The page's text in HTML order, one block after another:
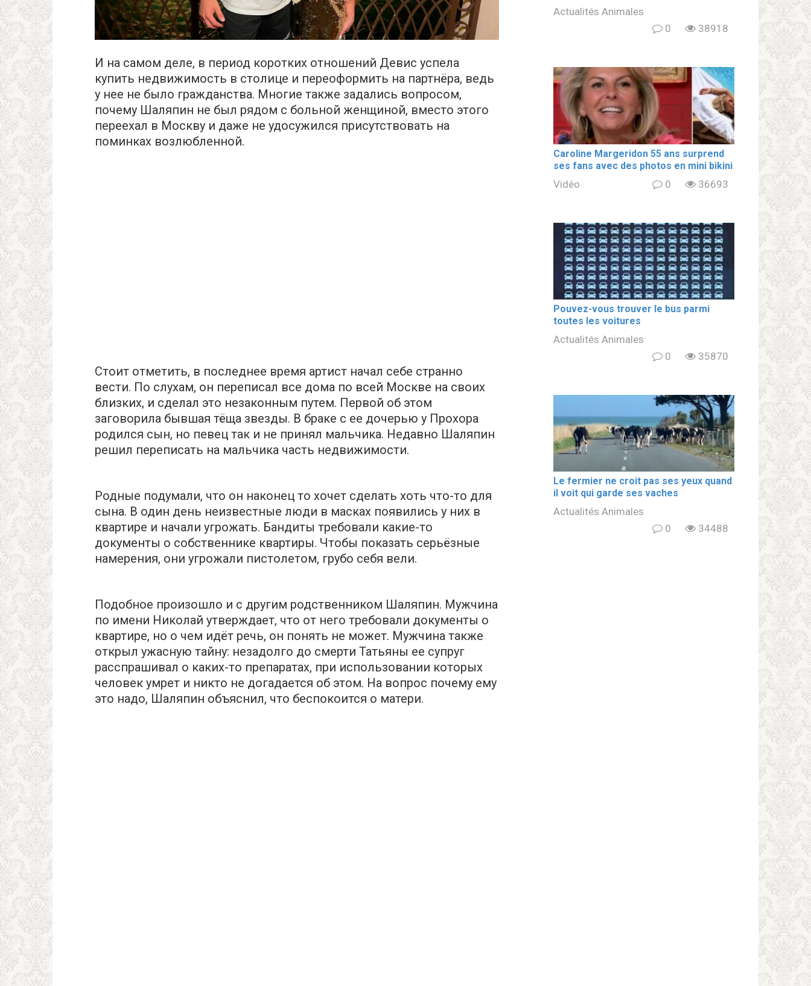
И на самом деле, в период коротких отношений Девис успела
купить недвижимость в столице и переоформить на партнёра, ведь
у нее не было гражданства. Многие также задались вопросом,
почему Шаляпин не был рядом с больной женщиной, вместо этого
переехал в Москву и даже не удосужился присутствовать на
поминках возлюбленной.
Стоит отметить, в последнее время артист начал себе странно
вести. По слухам, он переписал все дома по всей Москве на своих
близких, и сделал это незаконным путем. Первой об этом
заговорила бывшая тёща звезды. В браке с ее дочерью у Прохора
родился сын, но певец так и не принял мальчика. Недавно Шаляпин
решил переписать на мальчика часть недвижимости.
Родные подумали, что он наконец то хочет сделать хоть что-то для
сына. В один день неизвестные люди в масках появились у них в
квартире и начали угрожать. Бандиты требовали какие-то
документы о собственнике квартиры. Чтобы показать серьёзные
намерения, они угрожали пистолетом, грубо себя вели.
Подобное произошло и с другим родственником Шаляпин. Мужчина
по имени Николай утверждает, что от него требовали документы о
квартире, но о чем идёт речь, он понять не может. Мужчина также
открыл ужасную тайну: незадолго до смерти Татьяны ее супруг
расспрашивал о каких-то препаратах, при использовании которых
человек умрет и никто не догадается об этом. На вопрос почему ему
это надо, Шаляпин объяснил, что беспокоится о матери.
Actualités Animales
0
38918
Caroline Margeridon 55 ans surprend
ses fans avec des photos en mini bikini
Vidéo 0 36693
Pouvez-vous trouver le bus parmi
toutes les voitures
Actualités Animales
0
35870
Le fermier ne croit pas ses yeux quand
il voit qui garde ses vaches
Actualités Animales
0
34488